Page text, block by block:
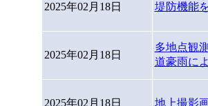
2025年02月18日 堤防機能
2025年02月18日
多地点観
道豪雨に
2025年02月18日 地上撮影